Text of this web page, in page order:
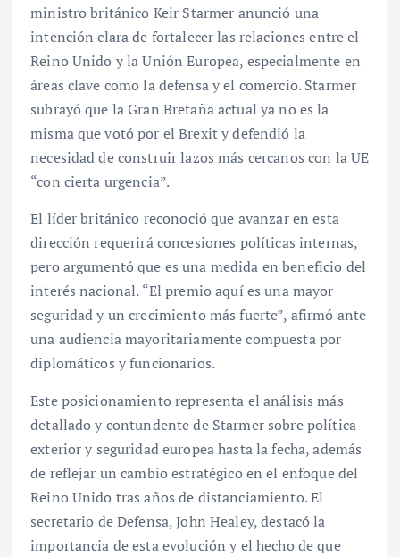
ministro británico Keir Starmer anunció una
intención clara de fortalecer las relaciones entre el
Reino Unido y la Unión Europea, especialmente en
áreas clave como la defensa y el comercio. Starmer
subrayó que la Gran Bretaña actual ya no es la
misma que votó por el Brexit y defendió la
necesidad de construir lazos más cercanos con la UE
“con cierta urgencia”.
El líder británico reconoció que avanzar en esta
dirección requerirá concesiones políticas internas,
pero argumentó que es una medida en beneficio del
interés nacional. “El premio aquí es una mayor
seguridad y un crecimiento más fuerte”, afirmó ante
una audiencia mayoritariamente compuesta por
diplomáticos y funcionarios.
Este posicionamiento representa el análisis más
detallado y contundente de Starmer sobre política
exterior y seguridad europea hasta la fecha, además
de reflejar un cambio estratégico en el enfoque del
Reino Unido tras años de distanciamiento. El
secretario de Defensa, John Healey, destacó la
importancia de esta evolución y el hecho de que